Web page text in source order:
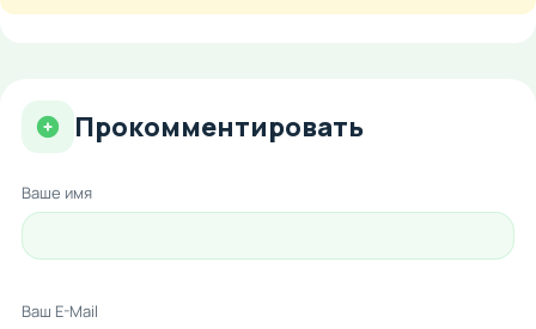
Прокомментировать
Ваше имя
Ваш E-Mail